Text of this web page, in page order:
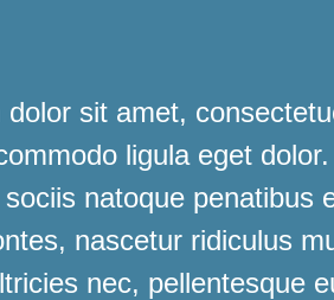
dolor sit amet,
ligula eget
natoque penatibus
nascetur ridiculus
nec, pellentesque